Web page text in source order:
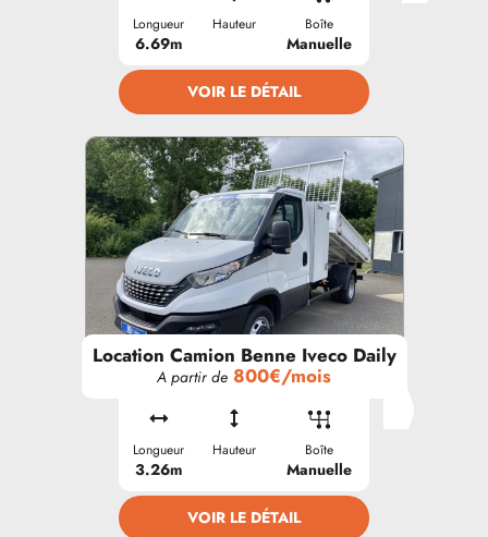
Longueur
6.69m
Hauteur Boîte
Manuelle
VOIR LE DÉTAIL
Location Camion Benne Iveco Daily
A partir de 800€/mois
Longueur
3.26m
Hauteur Boîte
Manuelle
VOIR LE DÉTAIL